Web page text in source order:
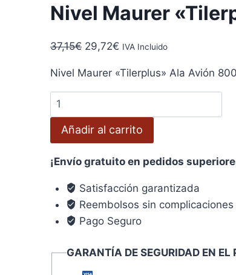
Nivel Maurer
37,15€ El
original
era:
29,72€ El
actual
es:
IVA Incluido
Nivel Maurer «Tilerplus» Ala Avión
Nivel
Maurer
"Tilerplus"
Avión
mm.
cantidad
Añadir al carrito
¡Envío gratuito en pedidos
Satisfacción garantizada
Reembolsos sin complicaciones
Pago Seguro
GARANTÍA DE SEGURIDAD EN EL